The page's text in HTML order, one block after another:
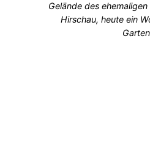
Gelände des
Hirschau, heute ein